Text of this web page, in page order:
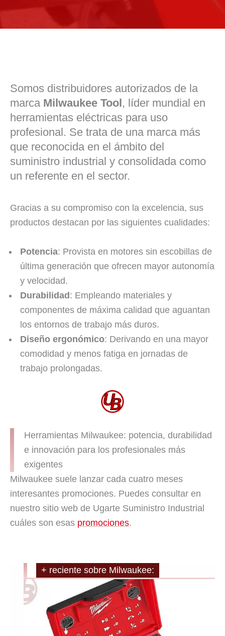
Somos distribuidores autorizados de la
marca Milwaukee Tool, líder mundial en
herramientas eléctricas para uso
profesional. Se trata de una marca más
que reconocida en el ámbito del
suministro industrial y consolidada como
un referente en el sector.
Gracias a su compromiso con la excelencia, sus
productos destacan por las siguientes cualidades:
Potencia: Provista en motores sin escobillas de
última generación que ofrecen mayor autonomía
y velocidad.
Durabilidad: Empleando materiales y
componentes de máxima calidad que aguantan
los entornos de trabajo más duros.
Diseño ergonómico: Derivando en una mayor
comodidad y menos fatiga en jornadas de
trabajo prolongadas.
Herramientas Milwaukee: potencia, durabilidad
e innovación para los profesionales más
exigentes
Milwaukee suele lanzar cada cuatro meses
interesantes promociones. Puedes consultar en
nuestro sitio web de Ugarte Suministro Industrial
cuáles son esas promociones.
+ reciente sobre Milwaukee: